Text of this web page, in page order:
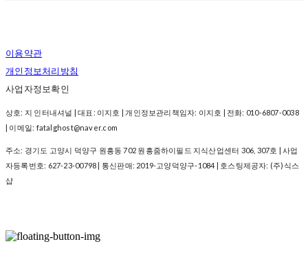
이용약관
개인정보처리방침
사업자정보확인
상호: 지 인터내셔널 | 대표: 이지호 | 개인정보관리책임자: 이지호 | 전화: 010-6807-0038
| 이메일: fatalghost@naver.com
주소: 경기도 고양시 덕양구 원흥동 702 원흥줌하이필드 지식산업센터 306, 307호 | 사업
자등록번호: 627-23-00798 | 통신판매: 2019-고양덕양구-1084 | 호스팅제공자: (주)식스
샵